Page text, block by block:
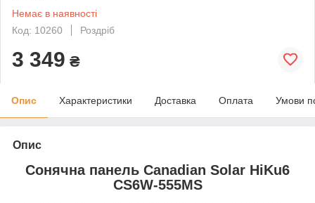
Немає в наявності
Код: 10260
Роздріб
3 349 ₴
Опис Характеристики Доставка Оплата Умови
Опис
Cонячна панель Canadian Solar HiKu6
CS6W-555MS